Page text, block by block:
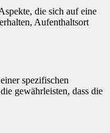
die sich auf eine
Aufenthaltsort
spezifischen
gewährleisten, dass die